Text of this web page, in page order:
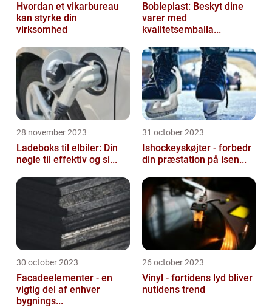
Hvordan et vikarbureau
kan styrke din
virksomhed
Bobleplast: Beskyt dine
varer med
kvalitetsemballa...
28 november 2023
Ladeboks til elbiler: Din
nøgle til effektiv og si...
31 october 2023
Ishockeyskøjter - forbedr
din præstation på isen...
30 october 2023
Facadeelementer - en
vigtig del af enhver
bygnings...
26 october 2023
Vinyl - fortidens lyd bliver
nutidens trend